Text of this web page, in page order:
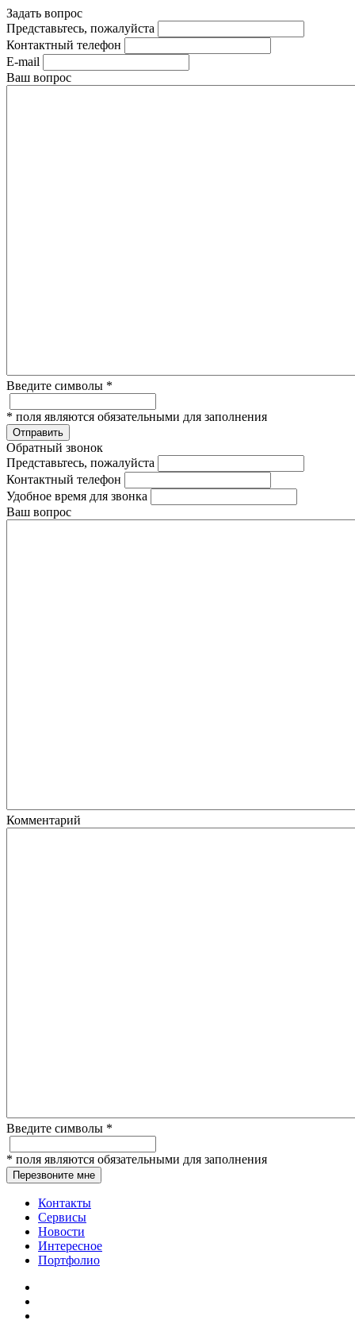
Задать вопрос
Представьтесь, пожалуйста
Контактный телефон
E-mail
Ваш вопрос
Введите символы *
* поля являются обязательными для заполнения
Отправить
Обратный звонок
Представьтесь, пожалуйста
Контактный телефон
Удобное время для звонка
Ваш вопрос
Комментарий
Введите символы *
* поля являются обязательными для заполнения
Перезвоните мне
Контакты
Сервисы
Новости
Интересное
Портфолио